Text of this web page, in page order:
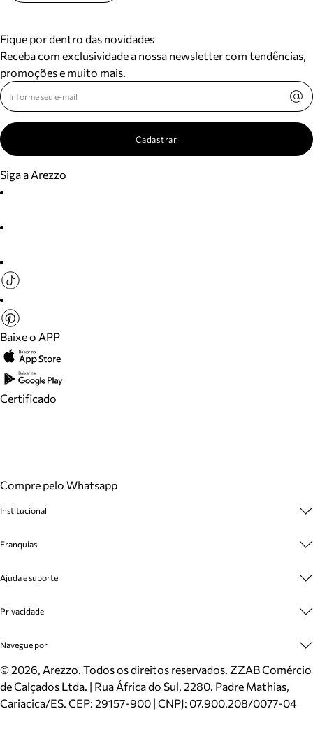
Fique por dentro das novidades
Receba com exclusividade a nossa newsletter com tendências,
promoções e muito mais.
Cadastrar
Siga a Arezzo
Baixe o APP
Certificado
Compre pelo Whatsapp
Institucional
Cashback
Venda Corporativa
Mapa do Site
Inverno
Mundo Arezzo
Franquias
Plano de Negócio
Ajuda e suporte
Cadastro
Meus Pedidos
Trocas e Devoluções
Cartão Presente
Localizador de lojas
Privacidade
Politica e Privacidade
Navegue por
Sapatos
Bolsas
Scarpins
©2026, Arezzo. Todos os direitos reservados. ZZAB Comércio
de Calçados Ltda. | Rua África do Sul, 2280. Padre Mathias,
Cariacica/ES. CEP: 29157-900 | CNPJ: 07.900.208/0077-04